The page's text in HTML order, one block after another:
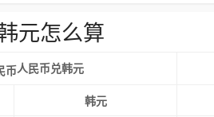
元怎么算
人民币兑韩元
韩元